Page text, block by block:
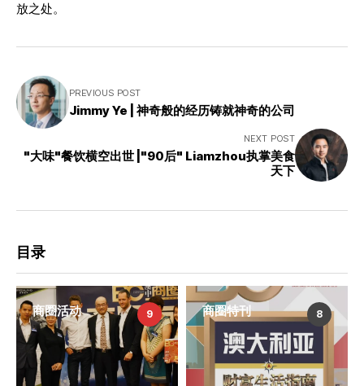
放之处。
PREVIOUS POST
Jimmy Ye | 神奇般的经历铸就神奇的公司
NEXT POST
"大味"餐饮横空出世 |"90后" Liamzhou执掌美食
天下
目录
商圈活动 9 商圈特刊 8